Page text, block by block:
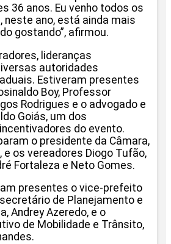
36 anos. Eu venho todos os
neste ano, está ainda mais
gostando”, afirmou.
lideranças
autoridades
Estiveram presentes
Boy, Professor
Rodrigues e o advogado e
Goiás, um dos
do evento.
o presidente da Câmara,
e os vereadores Diogo Tufão,
Fortaleza e Neto Gomes.
presentes o vice-prefeito
de Planejamento e
Andrey Azeredo, e o
de Mobilidade e Trânsito,